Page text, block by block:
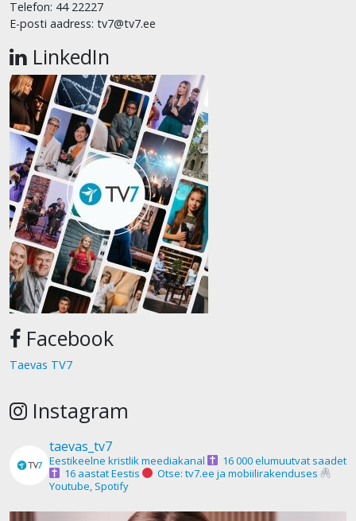
Telefon: 44 22227
E-posti aadress: tv7@tv7.ee
LinkedIn
Facebook
Taevas TV7
Instagram
taevas_tv7
Eestikeelne kristlik meediakanal
16 000 elumuutvat saadet
16 aastat Eestis
Otse: tv7.ee ja mobiilirakenduses
Youtube, Spotify